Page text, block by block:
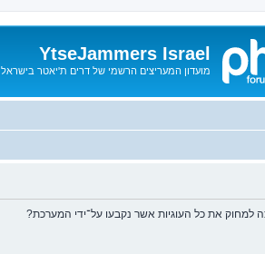
YtseJammers Israel
מועדון המעריצים הרשמי של דרים ת'יאטר בישראל
את כל העוגיות אשר נקבעו על־ידי המערכת?